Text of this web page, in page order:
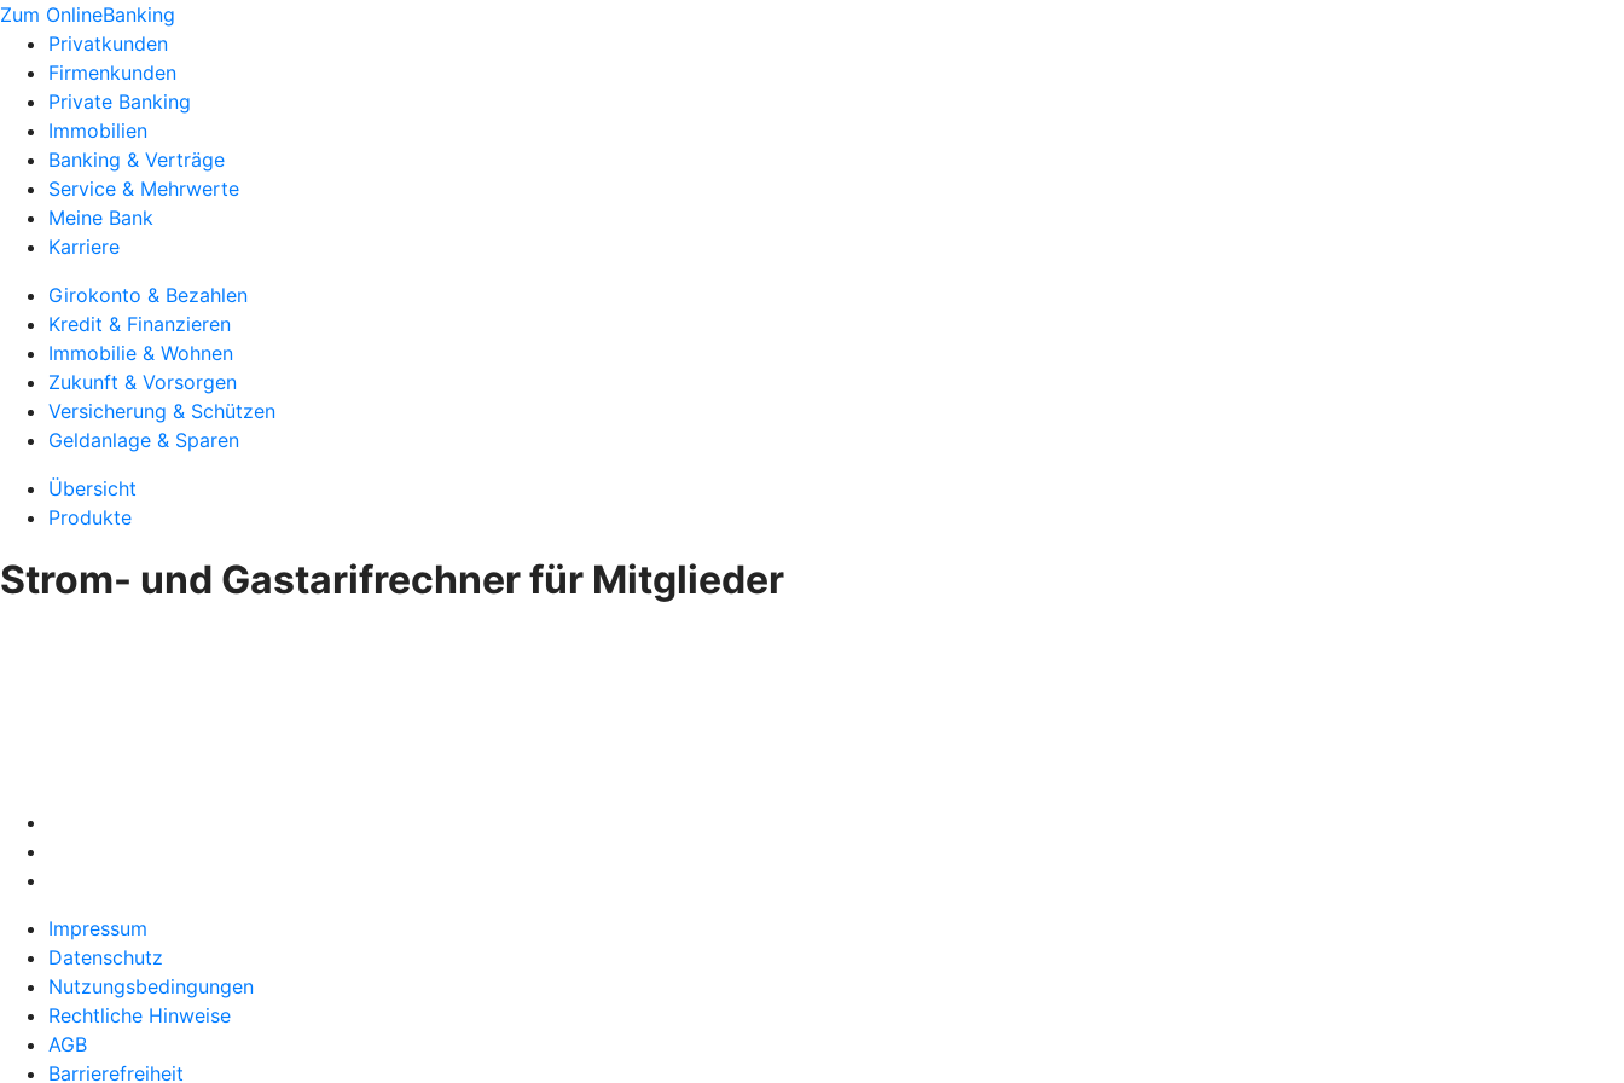
Zum OnlineBanking
Privatkunden
Firmenkunden
Private Banking
Immobilien
Banking & Verträge
Service & Mehrwerte
Meine Bank
Karriere
Girokonto & Bezahlen
Kredit & Finanzieren
Immobilie & Wohnen
Zukunft & Vorsorgen
Versicherung & Schützen
Geldanlage & Sparen
Übersicht
Produkte
Strom- und Gastarifrechner für Mitglieder
Impressum
Datenschutz
Nutzungsbedingungen
Rechtliche Hinweise
AGB
Barrierefreiheit